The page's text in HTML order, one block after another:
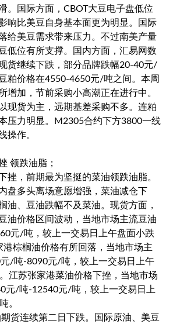
。国际方面，CBOT大豆电子盘低位
响比美豆自身基本面更为明显。国际
给美豆需求带来压力。不过南美产量
低位有所支撑。国内方面，汇易网数
货继续下跌，部分品牌跌幅20-40元/
粕价格在4550-4650元/吨之间。本周
增加，节前采购小高潮正在进行中。
现货为主，远期基差采购不多。连粕
压力明显。M2305合约下方3800一线
操作。
领跌油脂；
挫，前期最为坚挺的菜油领跌油脂。
盘多头离场意愿增强，菜油减仓下
油、豆油跌幅不及菜油。现货方面，
油价格区间波动，当地市场主流豆油
元/吨，较上一交易日上午盘面小跌
棕榈油价格有所回落，当地市场主
/吨-8090元/吨，较上一交易日上午
江苏张家港菜油价格下挫，当地市场
元/吨-12540元/吨，较上一交易日上
。
货连续第二日下跌。国际原油、美豆